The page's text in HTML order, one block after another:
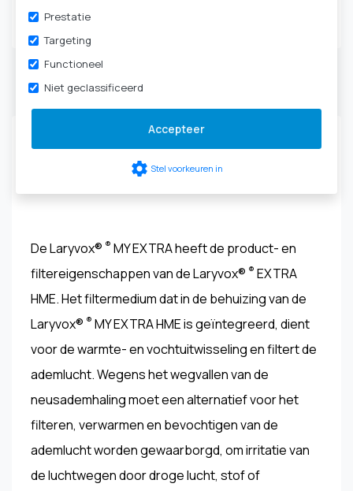
Productbeschrijving
Laryvox® ® MY EXTRA HME HIGHFLOW - 49861-
De Laryvox® ® MY EXTRA heeft de product- en
filtereigenschappen van de Laryvox® ® EXTRA
HME. Het filtermedium dat in de behuizing van de
Laryvox® ® MY EXTRA HME is geïntegreerd, dient
voor de warmte- en vochtuitwisseling en filtert de
ademlucht. Wegens het wegvallen van de
neusademhaling moet een alternatief voor het
filteren, verwarmen en bevochtigen van de
ademlucht worden gewaarborgd, om irritatie van
de luchtwegen door droge lucht, stof of
Prestatie
Targeting
Functioneel
Niet geclassificeerd
Accepteer
settings Stel voorkeuren in